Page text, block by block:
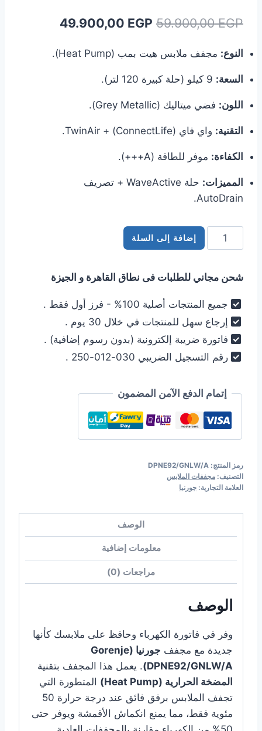
59.900,00EGP
السعر
هو:
59.900,00 EGP.
49.900,00 EGP
هو:
النوع: مجفف ملابس هيت بمب (Heat Pump).
السعة:
اللون: فضي ميتاليك (Grey Metallic).
التقنية: واي فاي (ConnectLife) + TwinAir.
الكفاءة: موفر للطاقة (A+++).
المميزات:
حلة WaveActive + تصريف
AutoDrain.
كمية
مجفف
جورنيا
9
كيلو
هيت
بمب
(مضخة
-
فاي
-
-
موديل
إضافة إلى السلة
شحن مجاني للطلبات فى نطاق القاهرة و الجيزة
جميع المنتجات أصلية 100% - فرز أول فقط .
إرجاع سهل للمنتجات في خلال 30 يوم .
فاتورة ضريبة إلكترونية (بدون رسوم إضافية) .
رقم التسجيل الضريبي 030-012-250 .
إتمام الدفع الآمن المضمون
رمز المنتج: DPNE92/GNLW/A
التصنيف: مجففات الملابس
العلامة التجارية: جورنيا
الوصف
معلومات إضافية
مراجعات (0)
الوصف
وفر في فاتورة الكهرباء وحافظ على ملابسك كأنها
جديدة مع مجفف
جورنيا (Gorenje
DPNE92/GNLW/A) . يعمل هذا المجفف بتقنية
المضخة الحرارية (Heat Pump)
المتطورة التي
تجفف الملابس برفق فائق عند درجة حرارة 50
مئوية فقط، مما يمنع انكماش الأقمشة ويوفر حتى